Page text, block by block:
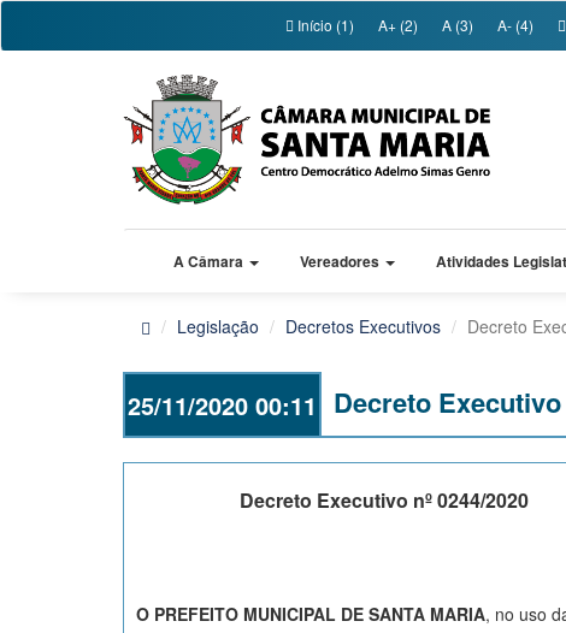
Início (1) A+ (2) A (3) A- (4)
A Câmara Vereadores Atividades
Legislação Decretos Executivos Decreto
25/11/2020 00:11 Decreto Executivo
Decreto Executivo nº 0244/2020
O PREFEITO MUNICIPAL DE SANTA MARIA, no uso